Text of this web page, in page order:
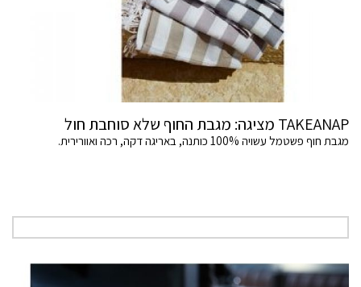
TAKEANAP מציגה: מגבת החוף שלא סוחבת חול
מגבת חוף פשטמל עשויה 100% כותנה, באריגה דקה, רכה ואוורירית.